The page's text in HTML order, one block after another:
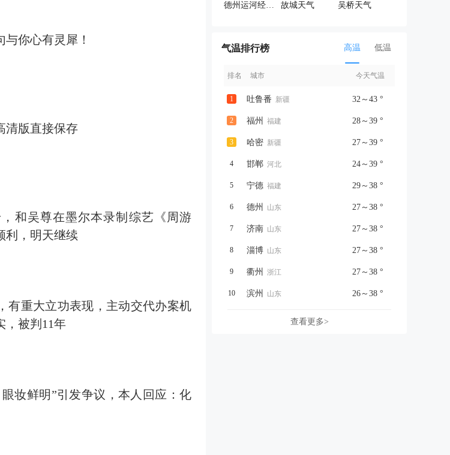
你心有灵犀！
清版直接保存
和吴尊在墨尔本录制综艺《周游
利，明天继续
有重大立功表现，主动交代办案机
，被判11年
妆鲜明”引发争议，本人回应：化
德州运河经济开发区天气
故城天气 吴桥天气
气温排行榜 高温 低温
排名 城市 今天气温
1 吐鲁番 新疆 32～43 °
2 福州 福建 28～39 °
3 哈密 新疆 27～39 °
4 邯郸 河北 24～39 °
5 宁德 福建 29～38 °
6 德州 山东 27～38 °
7 济南 山东 27～38 °
8 淄博 山东 27～38 °
9 衢州 浙江 27～38 °
10 滨州 山东 26～38 °
查看更多>